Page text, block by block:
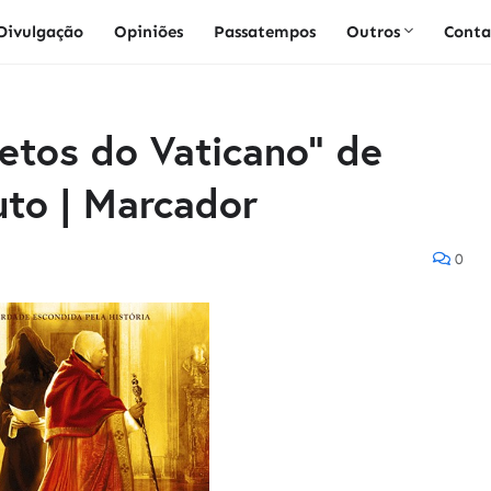
Opiniões Passatempos Outros
do Vaticano" de
| Marcador
0